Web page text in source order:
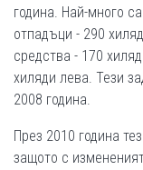
година. Най-много
отпадъци - 290
средства - 170
хиляди лева. Тези
2008 година.
През 2010 година
защото с